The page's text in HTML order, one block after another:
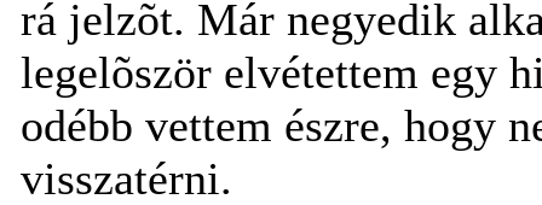
rá jelzõt. Már negyedik
legelõször elvétettem egy
odébb vettem észre, hogy
visszatérni.